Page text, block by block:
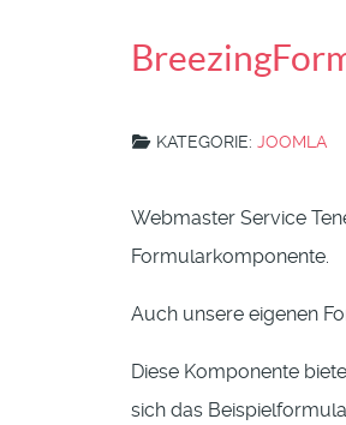
KATEGORIE: JOOMLA
Webmaster Service
Formularkomponente.
Auch unsere eigenen
Diese Komponente
sich das